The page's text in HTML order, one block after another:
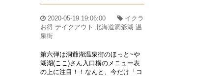
2020-05-19 19:06:00
イクラ
お得 テイクアウト 北海道洞爺湖 温
泉街
第六弾は洞爺湖温泉街のほっと~や
湖湖(ここ)さん入口横のメニュー表
の上に注目！！なんと、今だけ「コ